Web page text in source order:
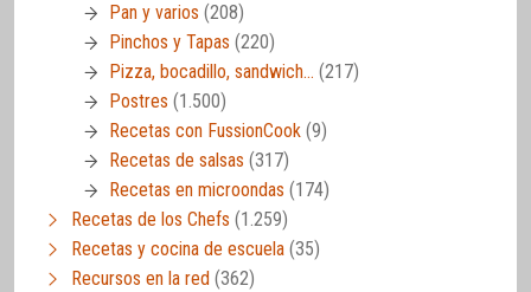
Pan y varios (208)
Pinchos y Tapas (220)
Pizza, bocadillo, sandwich… (217)
Postres (1.500)
Recetas con FussionCook (9)
Recetas de salsas (317)
Recetas en microondas (174)
Recetas de los Chefs (1.259)
Recetas y cocina de escuela (35)
Recursos en la red (362)